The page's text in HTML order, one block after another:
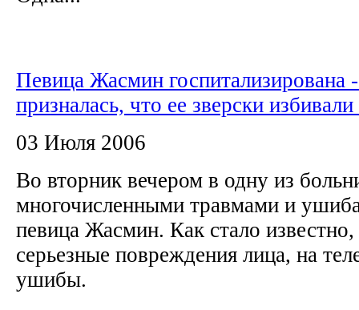
Певица Жасмин госпитализирована
призналась, что ее зверски
03 Июля 2006
Во вторник вечером в одну из
многочисленными травмами и
певица Жасмин. Как стало
серьезные повреждения лица, на
ушибы.